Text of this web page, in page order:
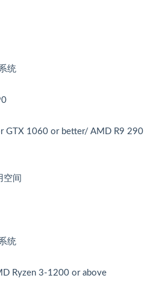
统
GTX 1060 or better/ AMD R9 290
空间
统
Ryzen 3-1200 or above